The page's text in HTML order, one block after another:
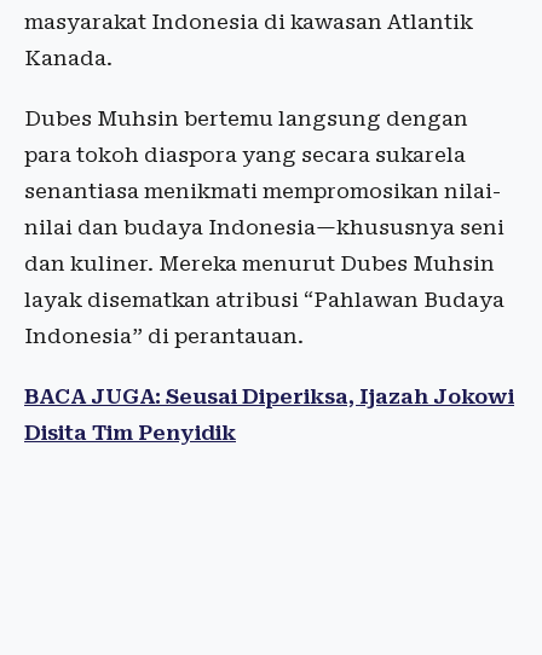
masyarakat Indonesia di kawasan Atlantik
Kanada.
Dubes Muhsin bertemu langsung dengan
para tokoh diaspora yang secara sukarela
senantiasa menikmati mempromosikan nilai-
nilai dan budaya Indonesia—khususnya seni
dan kuliner. Mereka menurut Dubes Muhsin
layak disematkan atribusi “Pahlawan Budaya
Indonesia” di perantauan.
BACA JUGA: Seusai Diperiksa, Ijazah Jokowi
Disita Tim Penyidik